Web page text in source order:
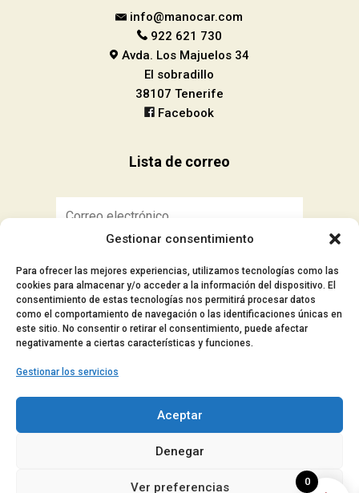
Gestionar consentimiento
Para ofrecer las mejores experiencias, utilizamos tecnologías como las
cookies para almacenar y/o acceder a la información del dispositivo. El
consentimiento de estas tecnologías nos permitirá procesar datos
como el comportamiento de navegación o las identificaciones únicas en
este sitio. No consentir o retirar el consentimiento, puede afectar
negativamente a ciertas características y funciones.
Gestionar los servicios
Aceptar
Denegar
Ver preferencias
info@manocar.com
922 621 730
Avda. Los Majuelos 34
El sobradillo
38107 Tenerife
Facebook
Lista de correo
■ Aviso Legal
■ Accesibilidad
reservados.
0